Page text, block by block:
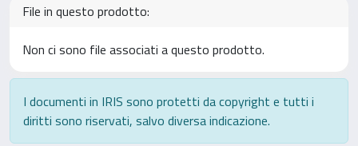
File in questo prodotto:
Non ci sono file associati a questo prodotto.
I documenti in IRIS sono protetti da copyright e tutti i
diritti sono riservati, salvo diversa indicazione.